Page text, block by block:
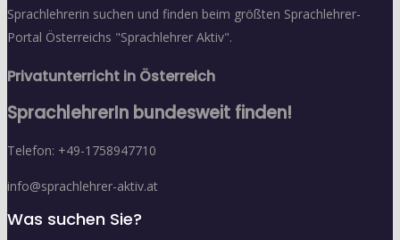
Sprachlehrerin suchen und finden beim größten Sprachlehrer-
Portal Österreichs "Sprachlehrer Aktiv".
Privatunterricht in Österreich
SprachlehrerIn bundesweit finden!
Telefon: +49-1758947710
info@sprachlehrer-aktiv.at
Was suchen Sie?